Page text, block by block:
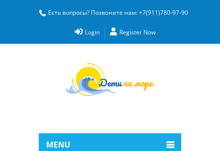
Есть вопросы? Позвоните нам: +7(911)780-97-90
Login Register Now
MENU